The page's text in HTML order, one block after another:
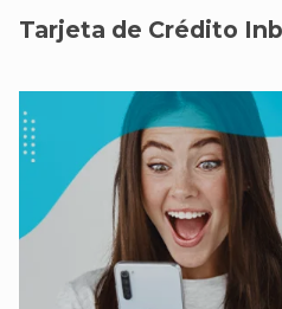
Tarjeta de Crédito